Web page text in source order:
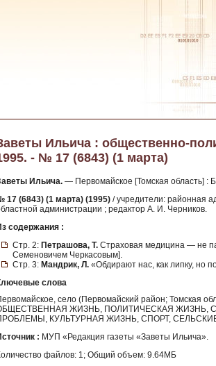
Ильича : общественно-
- № 17 (6843) (1 марта)
Ильича. — Первомайское [Томская область] :
17 (6843) (1 марта) (1995) / учредители: районная
администрации ; редактор А. И. Черников.
содержания :
Стр. 2: Петрашова, Т. Страховая медицина — не
Семеновичем Черкасовым].
Стр. 3: Мандрик, Л. «Обдирают нас, как липку, но
слова
село (Первомайский район; Томская
ЖИЗНЬ, ПОЛИТИЧЕСКАЯ ЖИЗНЬ,
КУЛЬТУРНАЯ ЖИЗНЬ, СПОРТ,
: МУП «Редакция газеты «Заветы Ильича».
файлов: 1; Общий объем: 9.64МБ